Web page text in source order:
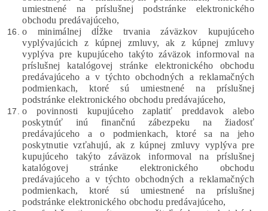
umiestnené na príslušnej podstránke elektronického
obchodu predávajúceho,
o minimálnej dĺžke trvania záväzkov kupujúceho
vyplývajúcich z kúpnej zmluvy, ak z kúpnej zmluvy
vyplýva pre kupujúceho takýto záväzok informoval na
príslušnej katalógovej stránke elektronického obchodu
predávajúceho a v týchto obchodných a reklamačných
podmienkach, ktoré sú umiestnené na príslušnej
podstránke elektronického obchodu predávajúceho,
o povinnosti kupujúceho zaplatiť preddavok alebo
poskytnúť inú finančnú zábezpeku na žiadosť
predávajúceho a o podmienkach, ktoré sa na jeho
poskytnutie vzťahujú, ak z kúpnej zmluvy vyplýva pre
kupujúceho takýto záväzok informoval na príslušnej
katalógovej stránke elektronického obchodu
predávajúceho a v týchto obchodných a reklamačných
podmienkach, ktoré sú umiestnené na príslušnej
podstránke elektronického obchodu predávajúceho,